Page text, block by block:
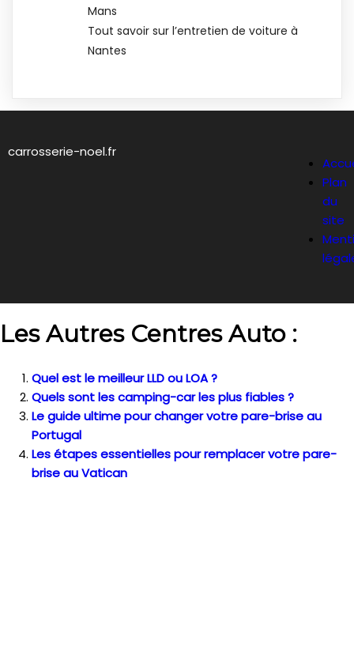
Mans
Tout savoir sur l’entretien de voiture à
Nantes
carrosserie-noel.fr
Plan
du
site
Les Autres Centres Auto :
Quel est le meilleur LLD ou LOA ?
Quels sont les camping-car les plus fiables ?
Le guide ultime pour changer votre pare-brise au
Portugal
Les étapes essentielles pour remplacer votre pare-
brise au Vatican